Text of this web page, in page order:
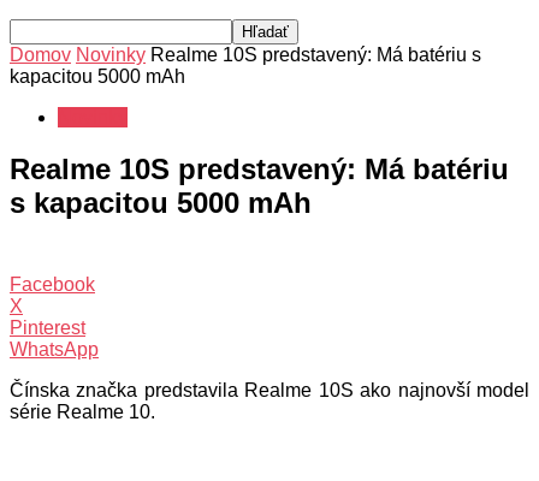
Domov Novinky Realme 10S predstavený: Má batériu s
kapacitou 5000 mAh
Realme 10S predstavený: Má batériu
s kapacitou 5000 mAh
Facebook
X
Pinterest
WhatsApp
Čínska značka predstavila Realme 10S ako najnovší model
série Realme 10.